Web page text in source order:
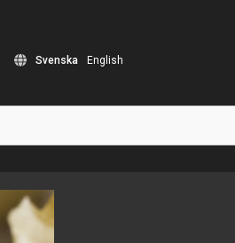
Svenska English